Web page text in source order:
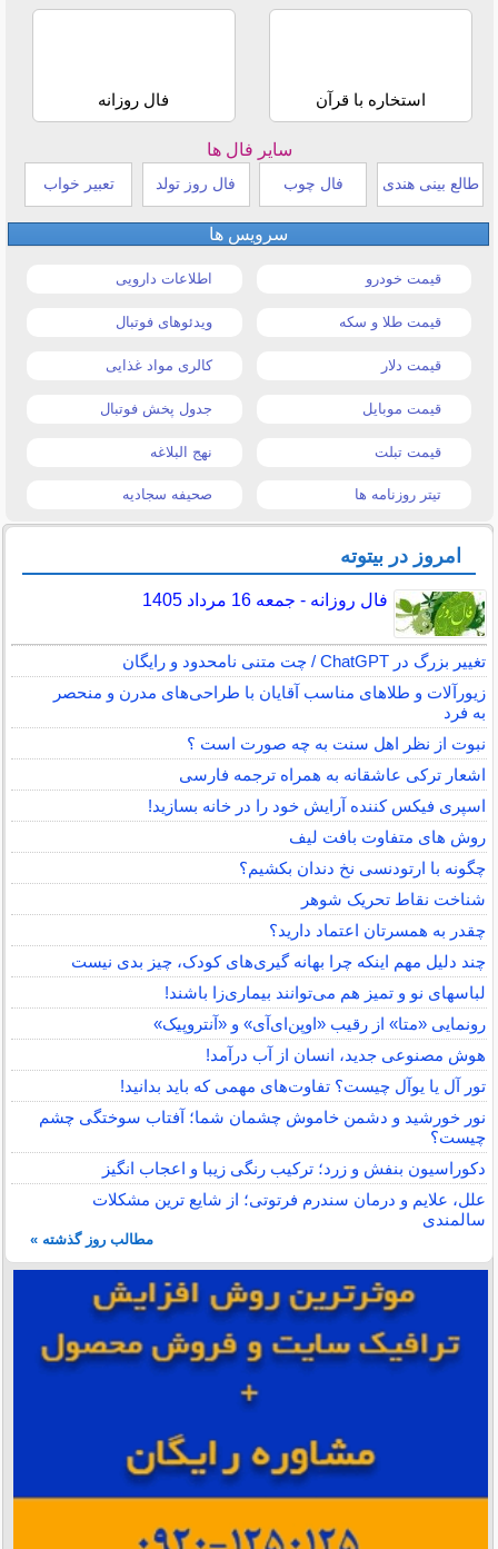
استخاره با قرآن فال روزانه
سایر فال ها
طالع بینی هندی فال چوب فال روز تولد تعبیر خواب
سرویس ها
قیمت خودرو اطلاعات دارویی
قیمت طلا و سکه ویدئوهای فوتبال
قیمت دلار کالری مواد غذایی
قیمت موبایل جدول پخش فوتبال
قیمت تبلت نهج البلاغه
تیتر روزنامه ها صحیفه سجادیه
امروز در بیتوته
فال روزانه - جمعه 16 مرداد 1405
تغییر بزرگ در ChatGPT / چت متنی نامحدود و رایگان
زیورآلات و طلاهای مناسب آقایان با طراحی‌های مدرن و منحصر
به فرد
نبوت از نظر اهل سنت به چه صورت است ؟
اشعار ترکی عاشقانه به همراه ترجمه فارسی
اسپری فیکس کننده آرایش خود را در خانه بسازید!
روش های متفاوت بافت لیف
چگونه با ارتودنسی نخ دندان بکشیم؟
شناخت نقاط تحریک شوهر
چقدر به همسرتان اعتماد دارید؟
چند دلیل مهم اینکه چرا بهانه گیری‌های کودک، چیز بدی نیست
لباس‎های نو و تمیز هم می‌توانند بیماری‌زا باشند!
رونمایی «متا» از رقیب «اوپن‌ای‌آی» و «آنتروپیک»
هوش مصنوعی جدید، انسان از آب درآمد!
تور آل یا یوآل چیست؟ تفاوت‌های مهمی که باید بدانید!
نور خورشید و دشمن خاموش چشمان شما؛ آفتاب سوختگی چشم
چیست؟
دکوراسیون بنفش و زرد؛ ترکیب رنگی زیبا و اعجاب انگیز
علل، علایم و درمان سندرم فرتوتی؛ از شایع ترین مشکلات
سالمندی
مطالب روز گذشته »